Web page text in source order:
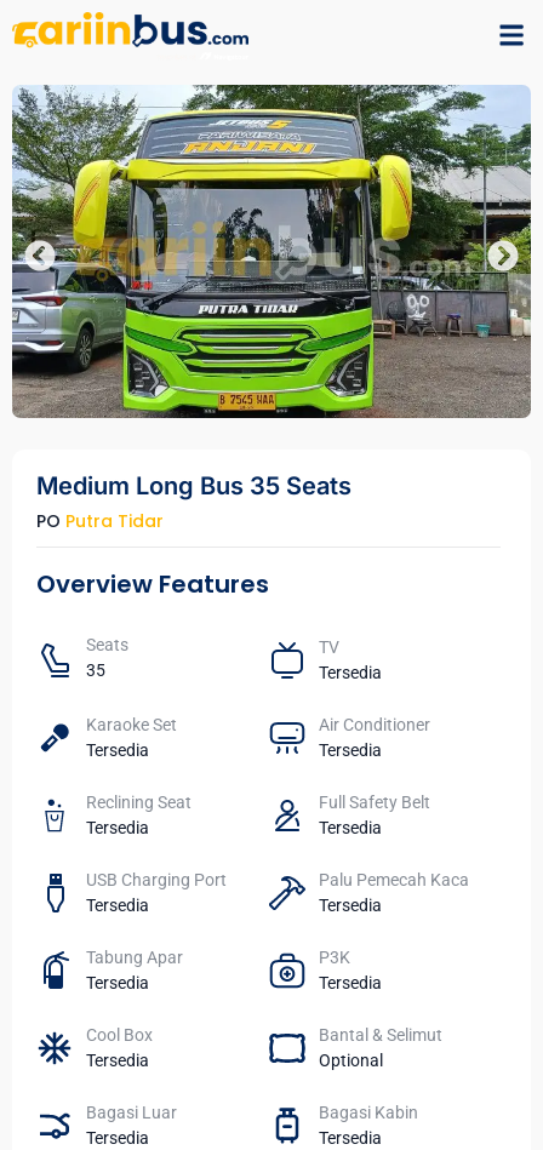
Medium Long Bus 35 Seats
PO Putra Tidar
Overview Features
Seats​
35
TV​
Tersedia
Karaoke Set
Tersedia
Air Conditioner
Tersedia
Reclining Seat
Tersedia
Full Safety Belt
Tersedia
USB Charging Port
Tersedia
Palu Pemecah Kaca
Tersedia
Tabung Apar
Tersedia
P3K
Tersedia
Cool Box
Tersedia
Bantal & Selimut
Optional
Bagasi Luar
Tersedia
Bagasi Kabin
Tersedia